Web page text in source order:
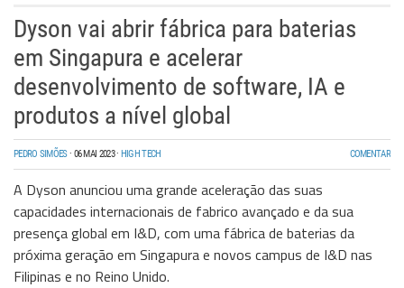
Dyson vai abrir fábrica para baterias
em Singapura e acelerar
desenvolvimento de software, IA e
produtos a nível global
PEDRO SIMÕES· 06 MAI 2023· HIGH TECH COMENTAR
A Dyson anunciou uma grande aceleração das suas
capacidades internacionais de fabrico avançado e da sua
presença global em I&D, com uma fábrica de baterias da
próxima geração em Singapura e novos campus de I&D nas
Filipinas e no Reino Unido.